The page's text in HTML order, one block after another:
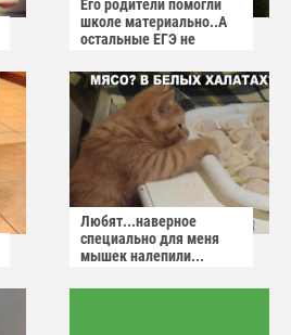
Его родители помогли
школе материально..А
остальные ЕГЭ не
Любят...наверное
специально для меня
мышек налепили...